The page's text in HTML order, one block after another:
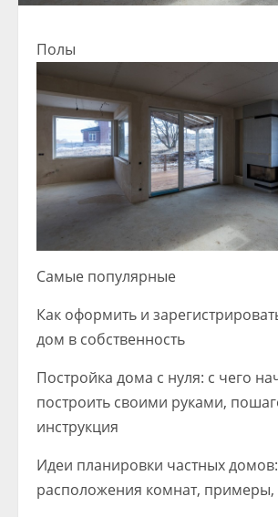
Полы
Самые популярные
Как оформить и
дом в собственность
Постройка дома с нуля: с чего
построить своими руками,
инструкция
Идеи планировки частных
расположения комнат, примеры,